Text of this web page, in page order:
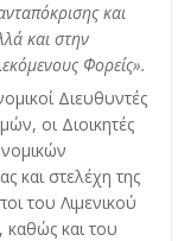
και
και στην
Φορείς».
Διευθυντές
οι Διοικητές
και στελέχη της
του Λιμενικού
καθώς και του